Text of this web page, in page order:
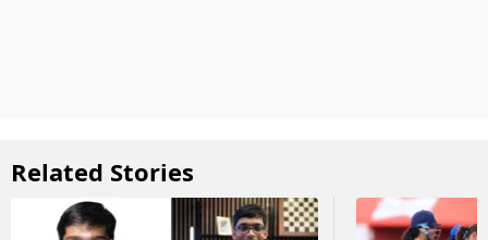
Related Stories